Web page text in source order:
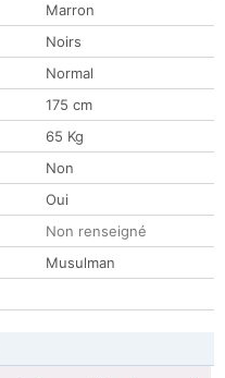
Marron
Noirs
Normal
175 cm
65 Kg
Non
Oui
Non renseigné
Musulman